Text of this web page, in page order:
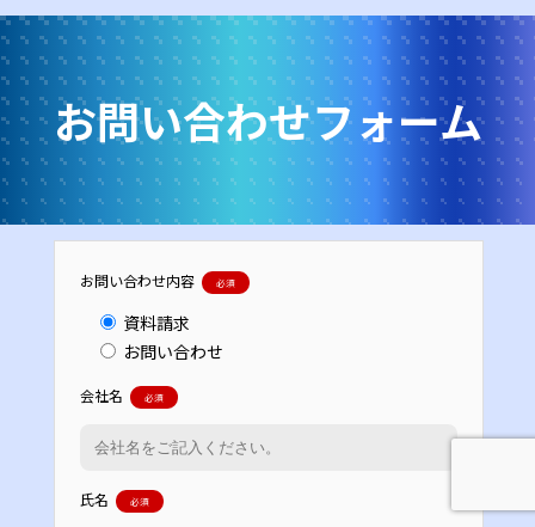
お問い合わせフォーム
お問い合わせ内容 必須
資料請求
お問い合わせ
会社名 必須
氏名 必須